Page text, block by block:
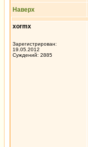
Наверх
xormx
Зарегистрирован:
19.05.2012
Суждений: 2885